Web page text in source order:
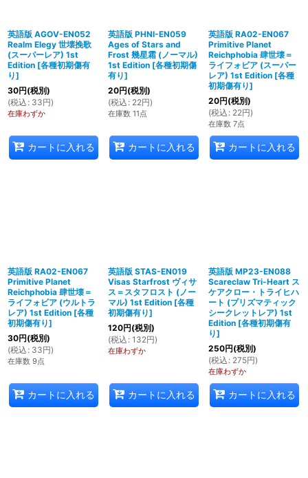
英語版 AGOV-EN052
Realm Elegy 世壊挽歌
(スーパーレア) 1st
Edition [各種初期傷有
り]
30円(税別)
(税込 : 33円)
在庫わずか
カートに入れる
英語版 PHNI-EN059
Ages of Stars and
Frost 幾星霜 (ノーマル)
1st Edition [各種初期傷
有り]
20円(税別)
(税込 : 22円)
在庫数 11点
カートに入れる
英語版 RA02-EN067
Primitive Planet
Reichphobia 肆世壊＝
ライフォビア (スーパー
レア) 1st Edition [各種
初期傷有り]
20円(税別)
(税込 : 22円)
在庫数 7点
カートに入れる
英語版 RA02-EN067
Primitive Planet
Reichphobia 肆世壊＝
ライフォビア (ウルトラ
レア) 1st Edition [各種
初期傷有り]
30円(税別)
(税込 : 33円)
在庫数 9点
カートに入れる
英語版 STAS-EN019
Visas Starfrost ヴィサ
ス＝スタフロスト (ノー
マル) 1st Edition [各種
初期傷有り]
120円(税別)
(税込 : 132円)
在庫わずか
カートに入れる
英語版 MP23-EN088
Scareclaw Tri-Heart ス
ケアクロー・トライヒハ
ート (プリズマティック
シークレットレア) 1st
Edition [各種初期傷有
り]
250円(税別)
(税込 : 275円)
在庫わずか
カートに入れる